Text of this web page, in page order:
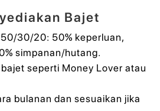
Bajet
30/20: 50% keperluan,
simpanan/hutang.
seperti Money Lover atau
bulanan dan sesuaikan jika